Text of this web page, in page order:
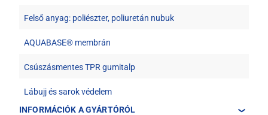
Felső anyag: poliészter, poliuretán nubuk
AQUABASE® membrán
Csúszásmentes TPR gumitalp
Lábujj és sarok védelem
INFORMÁCIÓK A GYÁRTÓRÓL